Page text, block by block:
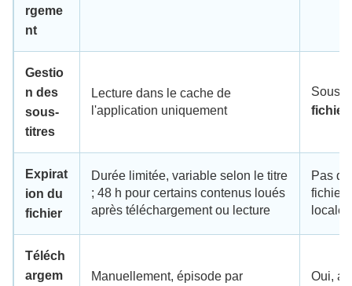
rgeme
nt
Gestio
n des
sous-
titres
Lecture dans le cache de
l'application uniquement
Sous-
fichier
Expirat
ion du
fichier
Durée limitée, variable selon le titre
; 48 h pour certains contenus loués
après téléchargement ou lecture
Pas
fichier
Téléch
argem
Manuellement, épisode par
Oui,